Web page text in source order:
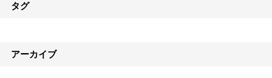
タグ
アーカイブ